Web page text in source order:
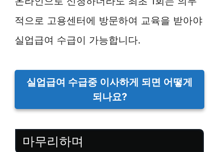
적으로 고용센터에 방문하여 교육을 받아야
실업급여 수급이 가능합니다.
실업급여 수급중 이사하게 되면 어떻게
되나요?
마무리하며